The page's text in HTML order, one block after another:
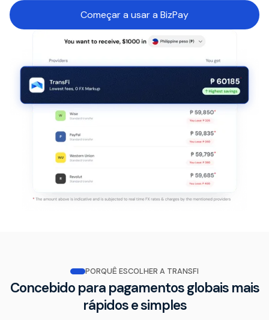
Começar a usar a BizPay
PORQUÊ ESCOLHER A TRANSFI
Concebido para pagamentos globais mais
rápidos e simples